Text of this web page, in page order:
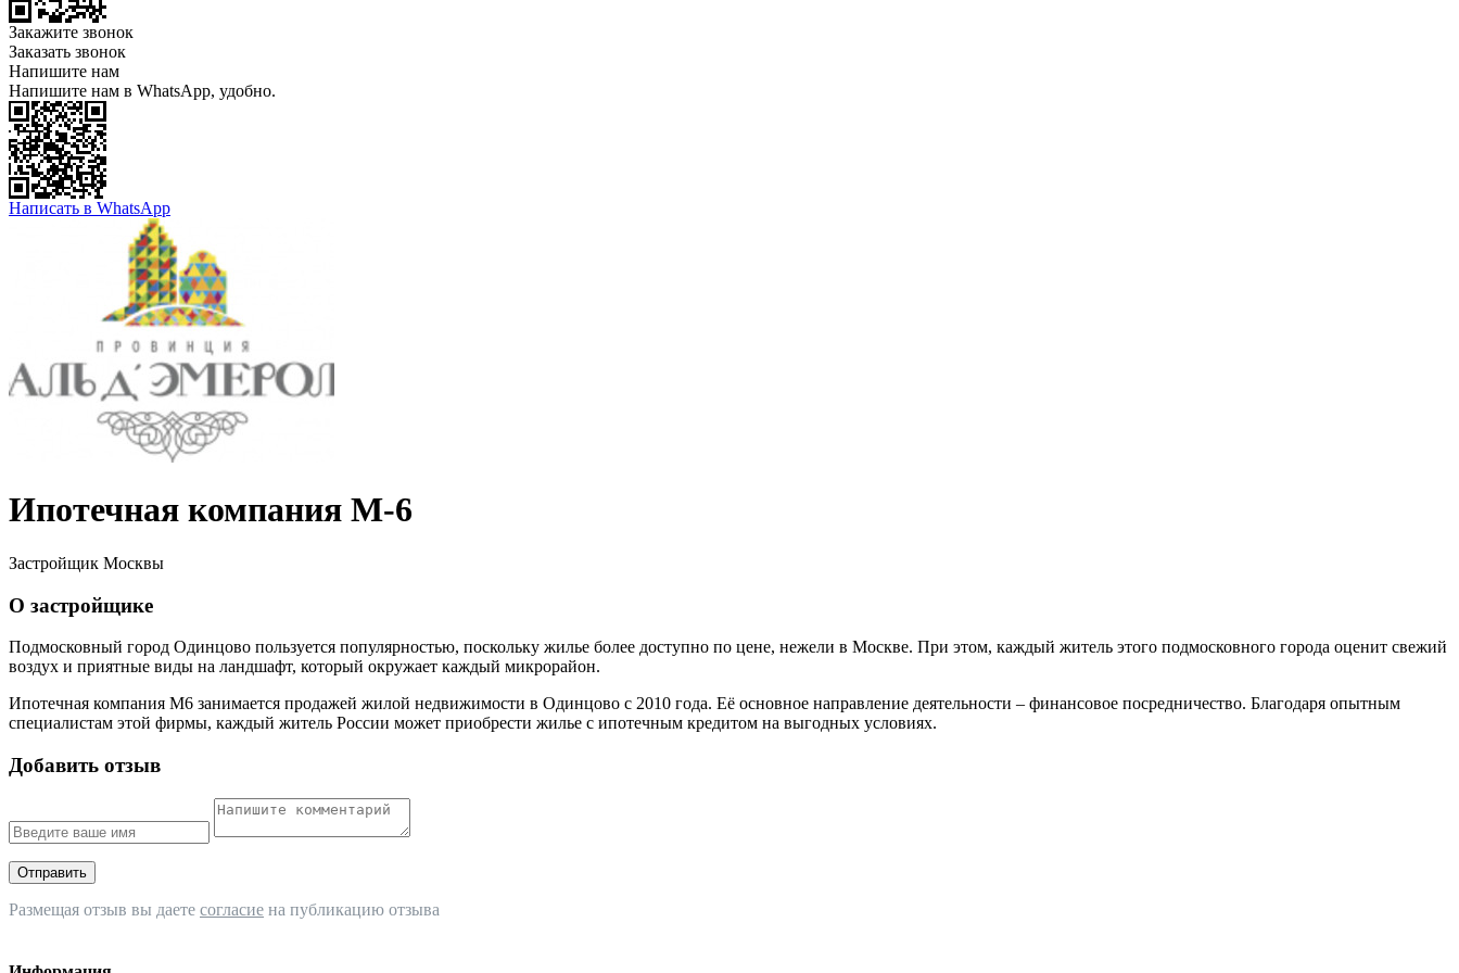
Закажите звонок
Заказать звонок
Напишите нам
Напишите нам в WhatsApp, удобно.
Написать в WhatsApp
Ипотечная компания М-6
Застройщик Москвы
О застройщике
Подмосковный город Одинцово пользуется популярностью, поскольку жилье более доступно по цене, нежели в Москве. При этом, каждый житель этого подмосковного города оценит свежий
воздух и приятные виды на ландшафт, который окружает каждый микрорайон.
Ипотечная компания М6 занимается продажей жилой недвижимости в Одинцово с 2010 года. Её основное направление деятельности – финансовое посредничество. Благодаря опытным
специалистам этой фирмы, каждый житель России может приобрести жилье с ипотечным кредитом на выгодных условиях.
Добавить отзыв
Отправить
Размещая отзыв вы даете согласие на публикацию отзыва